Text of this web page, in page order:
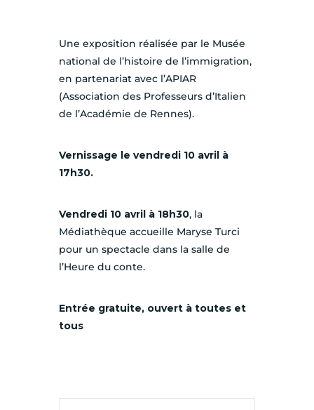
Une exposition réalisée par le Musée
national de l’histoire de l’immigration,
en partenariat avec l’APIAR
(Association des Professeurs d’Italien
de l’Académie de Rennes).
Vernissage le vendredi 10 avril à
17h30.
Vendredi 10 avril à 18h30, la
Médiathèque accueille Maryse Turci
pour un spectacle dans la salle de
l’Heure du conte.
Entrée gratuite, ouvert à toutes et
tous